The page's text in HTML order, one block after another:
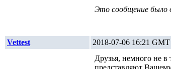
Это сообщение было
Vettest 2018-07-06 16:21
Друзья, немного не
представляют